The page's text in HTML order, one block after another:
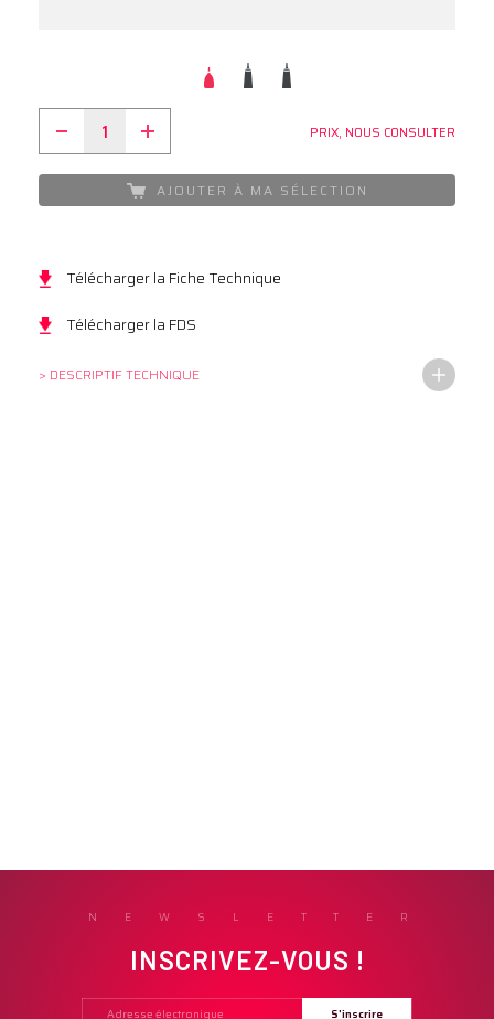
PRIX, NOUS CONSULTER
AJOUTER À MA SÉLECTION
Télécharger la Fiche Technique
Télécharger la FDS
> DESCRIPTIF TECHNIQUE
NEWSLETTER
INSCRIVEZ-VOUS !